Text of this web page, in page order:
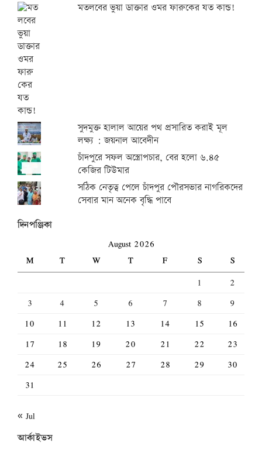
মতলবের ভুয়া ডাক্তার ওমর ফারুকের যত কান্ড!
সুদমুক্ত হালাল আয়ের পথ প্রসারিত করাই মূল
লক্ষ্য : জয়নাল আবেদীন
চাঁদপুরে সফল অস্ত্রোপচার, বের হলো ৬.৪৫
কেজির টিউমার
সঠিক নেতৃত্ব পেলে চাঁদপুর পৌরসভার নাগরিকদের
সেবার মান অনেক বৃদ্ধি পাবে
দিনপঞ্জিকা
August 2026
M
T W T F S
S
1
2
3
4 5 6 7 8
9
10
11 12 13 14 15
16
17
18 19 20 21 22
23
24
25 26 27 28 29
30
31
« Jul
আর্কাইভস